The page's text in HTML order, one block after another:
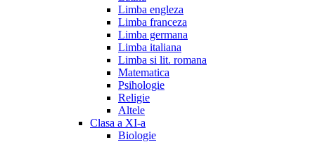
Limba engleza
Limba franceza
Limba germana
Limba italiana
Limba si lit. romana
Matematica
Psihologie
Religie
Altele
Clasa a XI-a
Biologie